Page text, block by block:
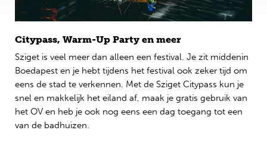
Citypass, Warm-Up Party en meer
Sziget is veel meer dan alleen een festival. Je zit middenin
Boedapest en je hebt tijdens het festival ook zeker tijd om
eens de stad te verkennen. Met de Sziget Citypass kun je
snel en makkelijk het eiland af, maak je gratis gebruik van
het OV en heb je ook nog eens een dag toegang tot een
van de badhuizen.